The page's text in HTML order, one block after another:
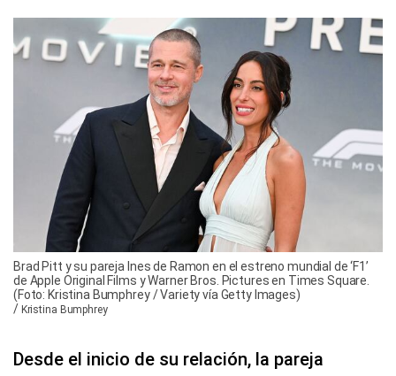
Brad Pitt y su pareja Ines de Ramon en el estreno mundial de ‘F1’
de Apple Original Films y Warner Bros. Pictures en Times Square.
(Foto: Kristina Bumphrey / Variety vía Getty Images)
/ Kristina Bumphrey
Desde el inicio de su relación, la pareja